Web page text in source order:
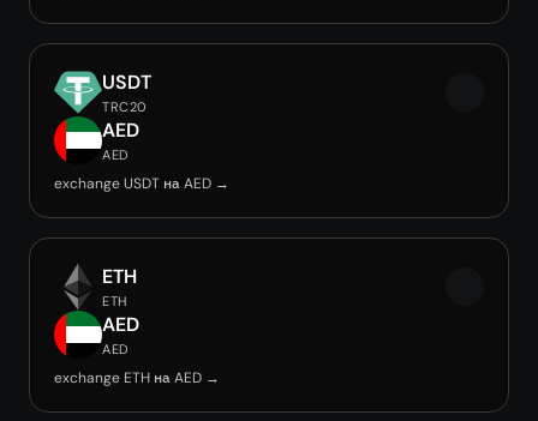
USDT
TRC20
AED
AED
exchange USDT на AED →
ETH
ETH
AED
AED
exchange ETH на AED →